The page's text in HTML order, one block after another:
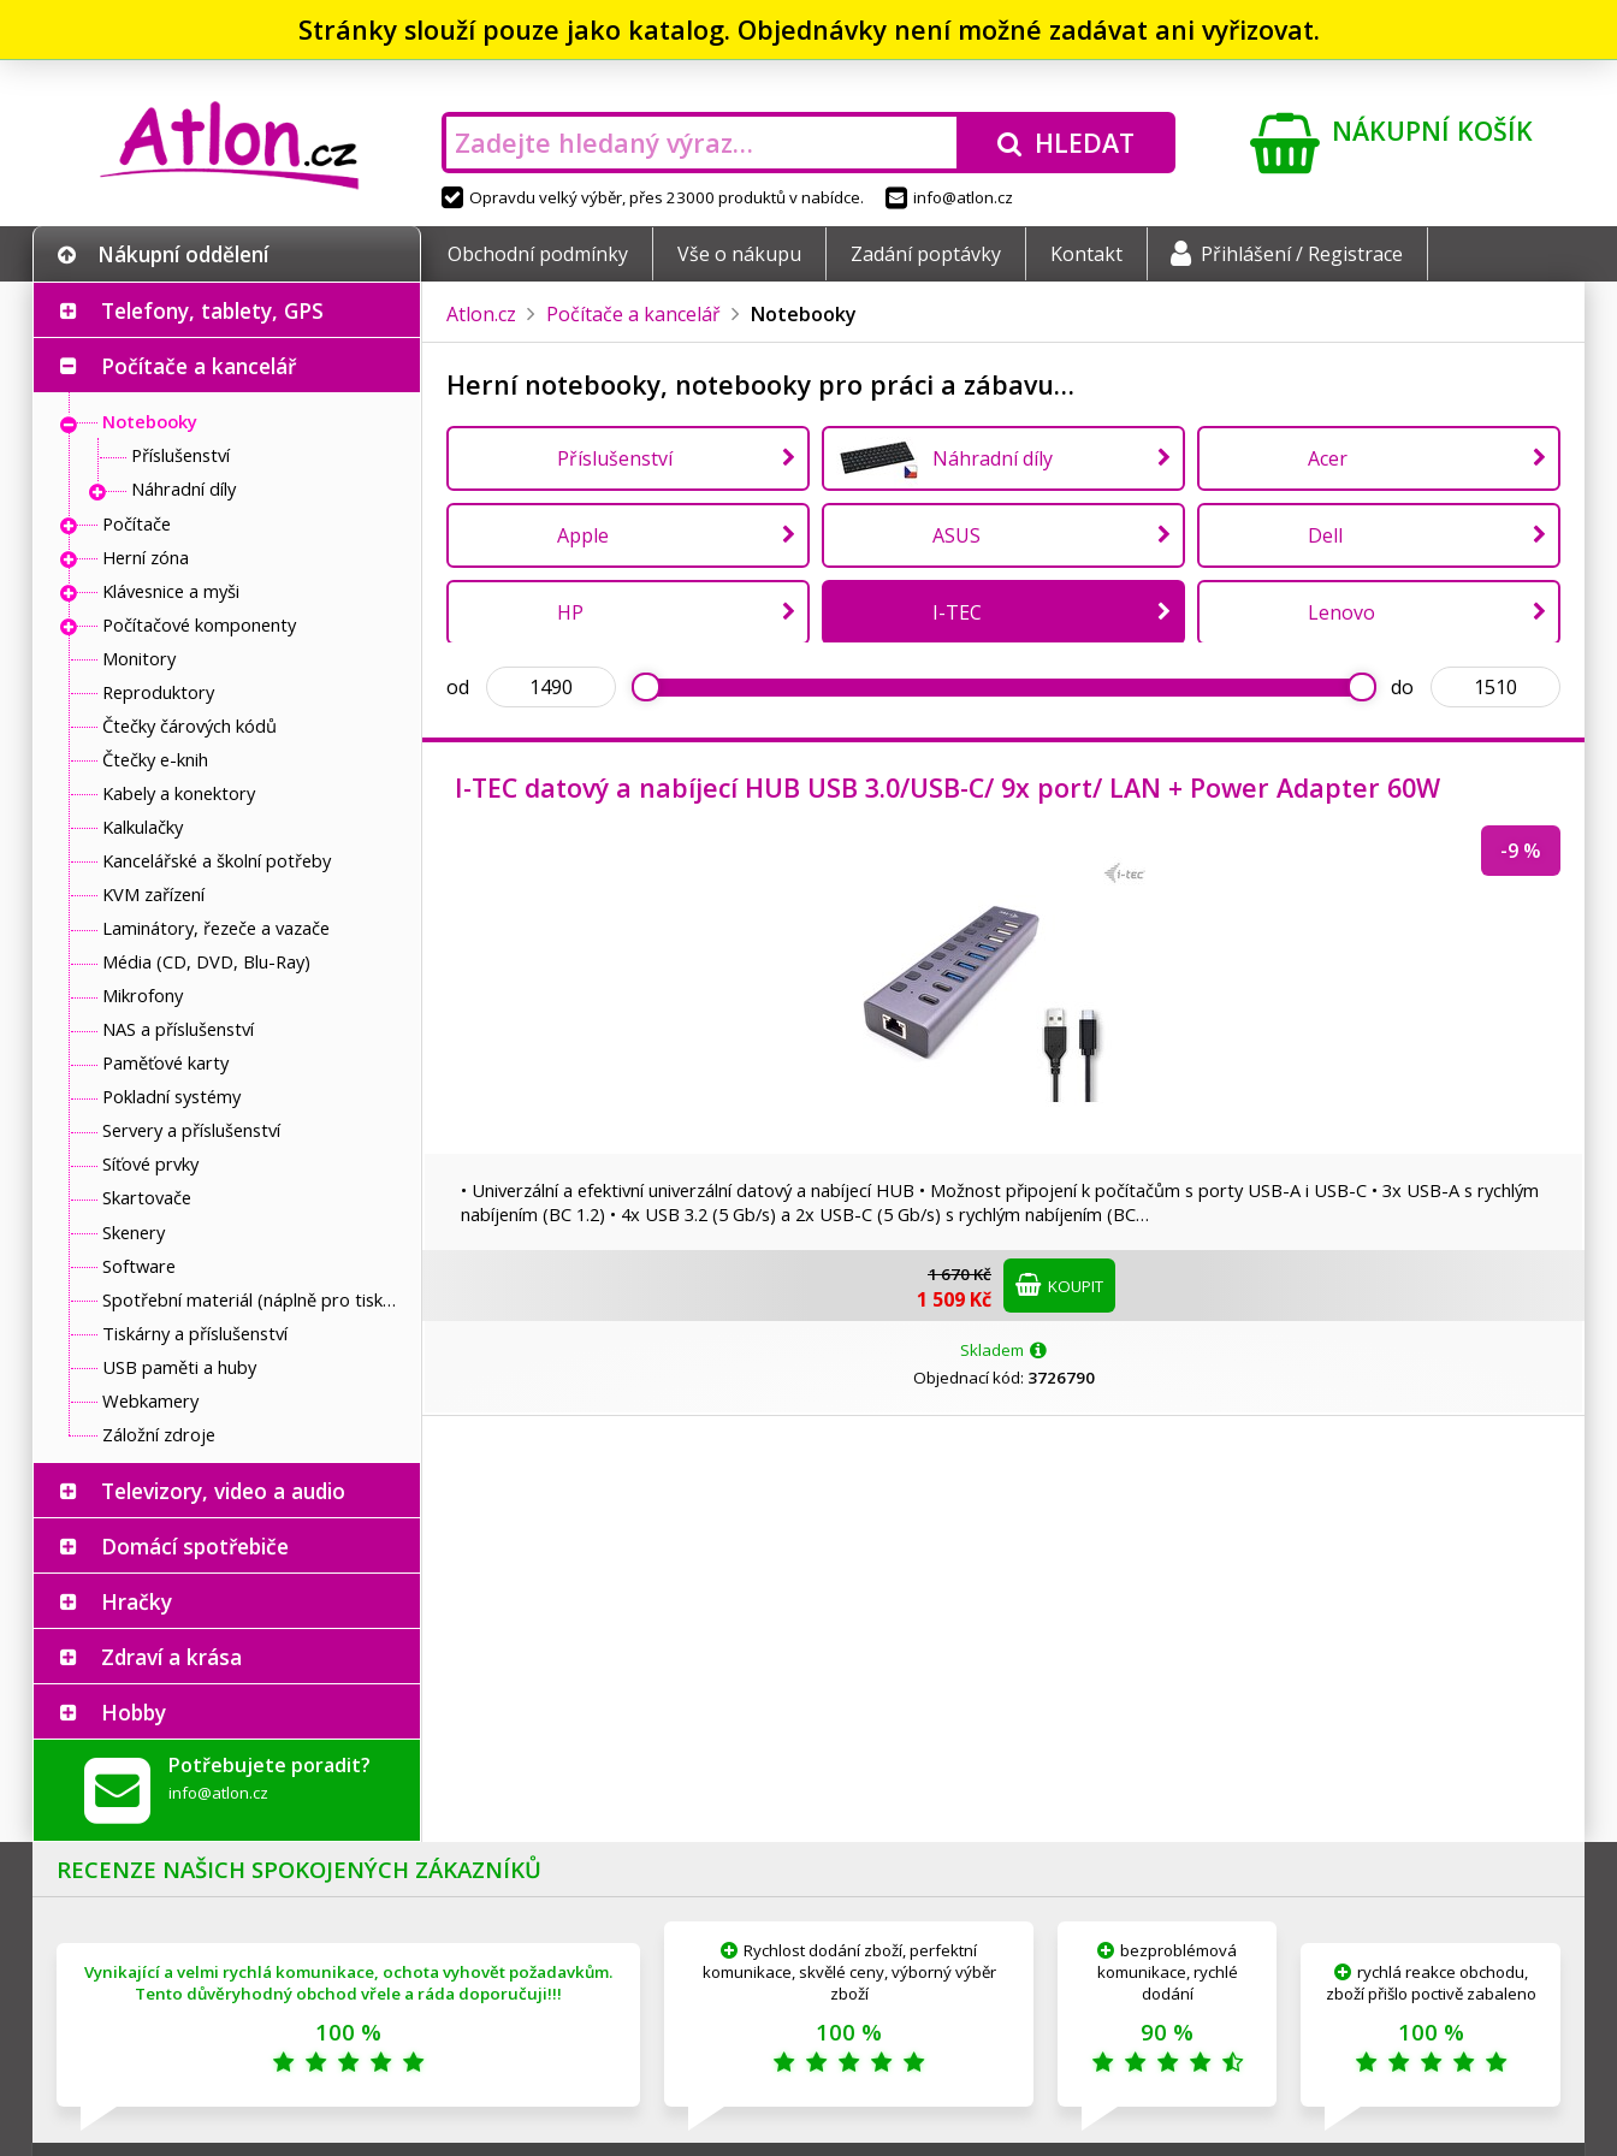
Stránky slouží pouze jako katalog. Objednávky není možné zadávat ani vyřizovat.
HLEDAT
Opravdu velký výběr, přes 23000 produktů v nabídce. info@atlon.cz
NÁKUPNÍ KOŠÍK
Nákupní oddělení Obchodní podmínky Vše o nákupu Zadání poptávky Kontakt Přihlášení / Registrace
Telefony, tablety, GPS
Počítače a kancelář
Notebooky
Příslušenství
Náhradní díly
Počítače
Herní zóna
Klávesnice a myši
Počítačové komponenty
Monitory
Reproduktory
Čtečky čárových kódů
Čtečky e-knih
Kabely a konektory
Kalkulačky
Kancelářské a školní potřeby
KVM zařízení
Laminátory, řezeče a vazače
Média (CD, DVD, Blu-Ray)
Mikrofony
NAS a příslušenství
Paměťové karty
Pokladní systémy
Servery a příslušenství
Síťové prvky
Skartovače
Skenery
Software
Spotřební materiál (náplně pro tiskárny a další)
Tiskárny a příslušenství
USB paměti a huby
Webkamery
Záložní zdroje
Televizory, video a audio
Domácí spotřebiče
Hračky
Zdraví a krása
Hobby
Potřebujete poradit?
info@atlon.cz
Atlon.cz Počítače a kancelář Notebooky
Herní notebooky, notebooky pro práci a zábavu…
Příslušenství Náhradní díly Acer
Apple ASUS Dell
HP I-TEC Lenovo
MSI
od do
I-TEC datový a nabíjecí HUB USB 3.0/USB-C/ 9x port/ LAN + Power Adapter 60W
-9 %
• Univerzální a efektivní univerzální datový a nabíjecí HUB • Možnost připojení k počítačům s porty USB-A i USB-C • 3x USB-A s rychlým
nabíjením (BC 1.2) • 4x USB 3.2 (5 Gb/s) a 2x USB-C (5 Gb/s) s rychlým nabíjením (BC…
1 670 Kč
1 509 Kč KOUPIT
Skladem
Objednací kód: 3726790
RECENZE NAŠICH SPOKOJENÝCH ZÁKAZNÍKŮ
Vynikající a velmi rychlá komunikace, ochota vyhovět požadavkům.
Tento důvěryhodný obchod vřele a ráda doporučuji!!!
100 %
Rychlost dodání zboží, perfektní
komunikace, skvělé ceny, výborný výběr
zboží
100 %
bezproblémová
komunikace, rychlé
dodání
90 %
rychlá reakce obchodu,
zboží přišlo poctivě zabaleno
100 %